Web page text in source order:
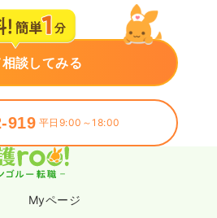
談してみる
919 平日9:00～18:00
Myページ